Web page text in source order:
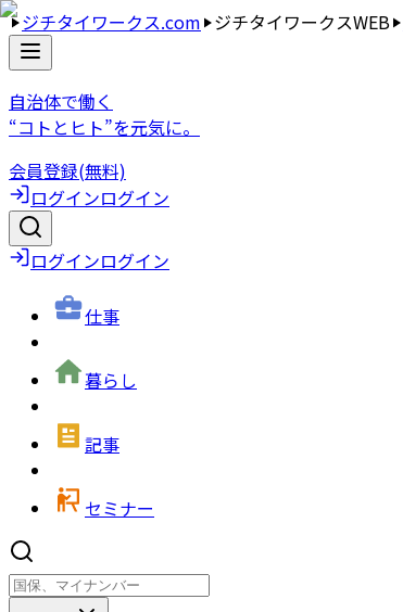
ジチタイワークス.com ジチタイワークスWEB
自治体で働く
“コトとヒト”を元気に。
会員登録(無料)
ログインログイン
ログインログイン
仕事
暮らし
記事
セミナー